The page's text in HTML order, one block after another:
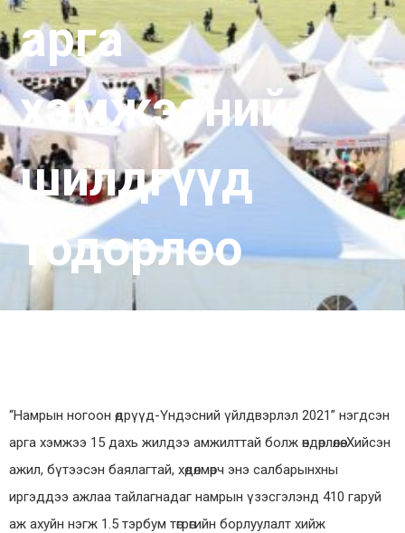
арга
хэмжээний
шилдгүүд
тодорлоо
“Намрын ногоон өдрүүд-Үндэсний үйлдвэрлэл 2021” нэгдсэн
арга хэмжээ 15 дахь жилдээ амжилттай болж өндөрлөлөө. Хийсэн
ажил, бүтээсэн баялагтай, хөдөлмөрч энэ салбарынхны
иргэддээ ажлаа тайлагнадаг намрын үзэсгэлэнд 410 гаруй
аж ахуйн нэгж 1.5 тэрбум төгрөгийн борлуулалт хийж